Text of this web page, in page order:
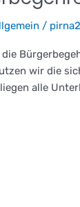
/
wir die
alle